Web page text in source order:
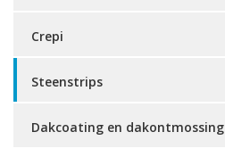
Crepi
Steenstrips
Dakcoating en dakontmossing